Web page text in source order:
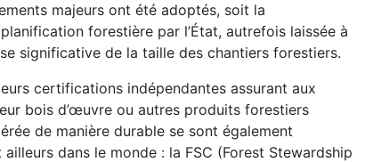
majeurs ont été adoptés, soit la
forestière par l’État, autrefois laissée à
significative de la taille des chantiers forestiers.
certifications indépendantes assurant aux
bois d’œuvre ou autres produits forestiers
de manière durable se sont également
dans le monde : la FSC (Forest Stewardship